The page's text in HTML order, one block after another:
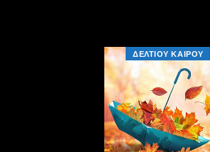
ΔΕΛΤΙΟΥ ΚΑΙΡΟΥ